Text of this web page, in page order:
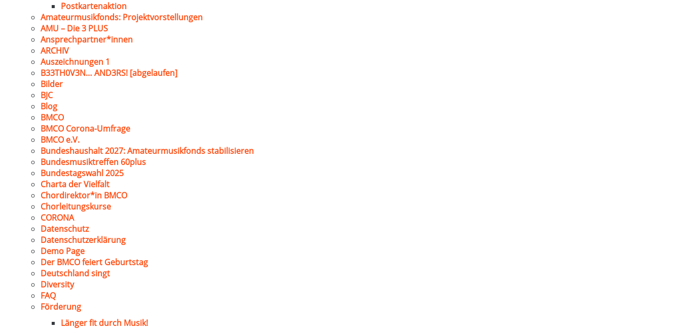
Postkartenaktion
Amateurmusikfonds: Projektvorstellungen
AMU – Die 3 PLUS
Ansprechpartner*innen
ARCHIV
Auszeichnungen 1
B33TH0V3N… AND3RS! [abgelaufen]
Bilder
BJC
Blog
BMCO
BMCO Corona-Umfrage
BMCO e.V.
Bundeshaushalt 2027: Amateurmusikfonds stabilisieren
Bundesmusiktreffen 60plus
Bundestagswahl 2025
Charta der Vielfalt
Chordirektor*in BMCO
Chorleitungskurse
CORONA
Datenschutz
Datenschutzerklärung
Demo Page
Der BMCO feiert Geburtstag
Deutschland singt
Diversity
FAQ
Förderung
Länger fit durch Musik!